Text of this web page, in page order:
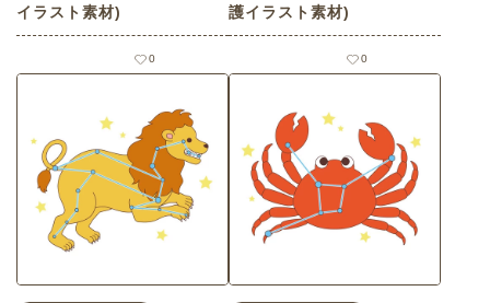
イラスト素材)
0
護イラスト素材)
0